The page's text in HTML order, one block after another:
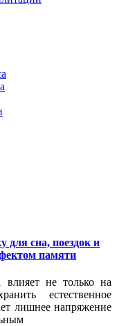
сна, поездок и
памяти
влияет не только на
естественное
лишнее напряжение